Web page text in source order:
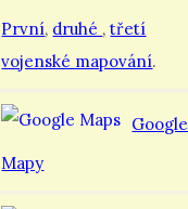
První, druhé ,třetí
vojenské mapování.
Google
Mapy